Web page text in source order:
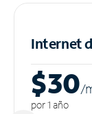
Internet
$30/
por 1 año